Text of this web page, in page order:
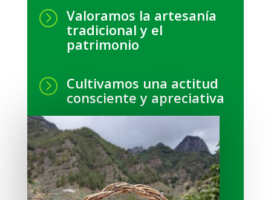
= Valoramos la artesanía
tradicional y el
patrimonio
= Cultivamos una actitud
consciente y apreciativa